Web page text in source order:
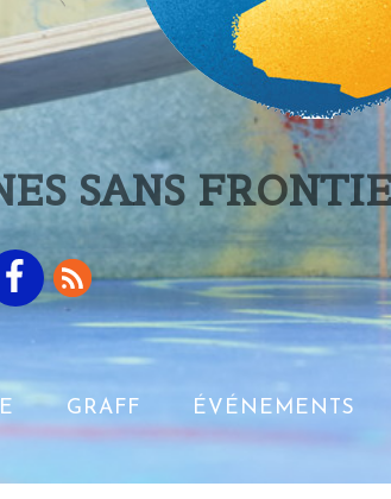
SANS
GRAFF ÉVÉNEMENTS